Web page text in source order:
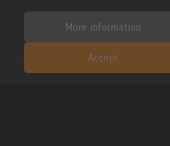
More information
Accept